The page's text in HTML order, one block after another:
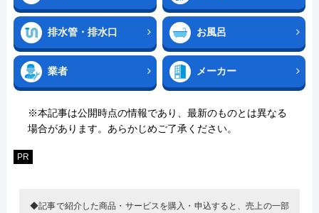
排水管・排水口 お風呂
業者 メーカー
※本記事は公開時点の情報であり、最新のものとは異なる
場合があります。あらかじめご了承ください。
PR
◆記事で紹介した商品・サービスを購入・申込すると、売上の一部